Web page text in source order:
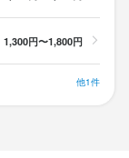
1,300円〜1,800円
他1件